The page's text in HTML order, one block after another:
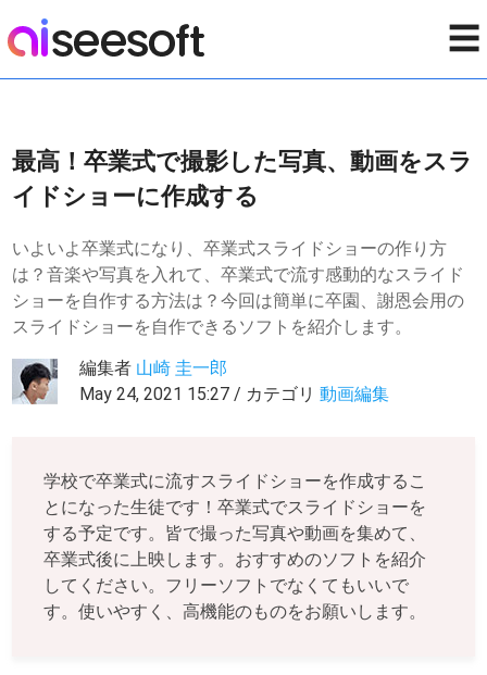
☰
最高！卒業式で撮影した写真、動画をスラ
イドショーに作成する
いよいよ卒業式になり、卒業式スライドショーの作り方
は？音楽や写真を入れて、卒業式で流す感動的なスライド
ショーを自作する方法は？今回は簡単に卒園、謝恩会用の
スライドショーを自作できるソフトを紹介します。
編集者 山崎 圭一郎
May 24, 2021 15:27 / カテゴリ動画編集
学校で卒業式に流すスライドショーを作成するこ
とになった生徒です！卒業式でスライドショーを
する予定です。皆で撮った写真や動画を集めて、
卒業式後に上映します。おすすめのソフトを紹介
してください。フリーソフトでなくてもいいで
す。使いやすく、高機能のものをお願いします。